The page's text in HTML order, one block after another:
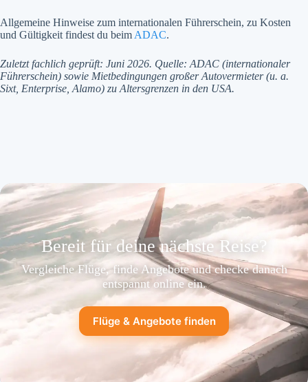
Allgemeine Hinweise zum internationalen Führerschein, zu Kosten
und Gültigkeit findest du beim ADAC.
Zuletzt fachlich geprüft: Juni 2026. Quelle: ADAC (internationaler
Führerschein) sowie Mietbedingungen großer Autovermieter (u. a.
Sixt, Enterprise, Alamo) zu Altersgrenzen in den USA.
Bereit für deine nächste Reise?
Vergleiche Flüge, finde Angebote und checke danach
entspannt online ein.
Flüge & Angebote finden